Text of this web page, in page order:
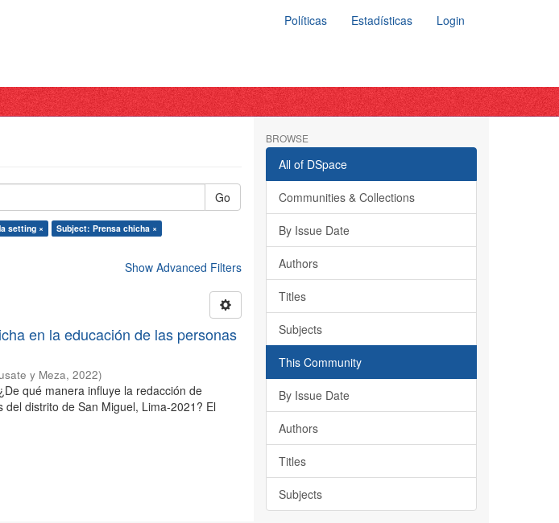
Políticas Estadísticas Login
Go
setting ×
Subject: Prensa chicha ×
Show Advanced Filters
en la educación de las personas
y Meza,2022)
qué manera influye la redacción de
distrito de San Miguel, Lima-2021? El
BROWSE
All of DSpace
Communities & Collections
By Issue Date
Authors
Titles
Subjects
This Community
By Issue Date
Authors
Titles
Subjects